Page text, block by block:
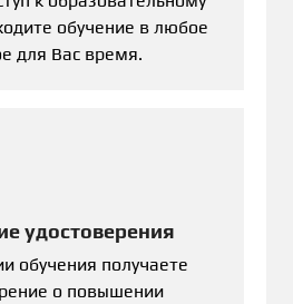
обучение в любое
для Вас время.
удостоверения
обучения получаете
о повышении